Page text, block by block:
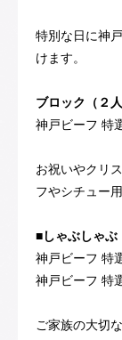
特別な日に神
けます。
ブロック（２人
神戸ビーフ 特
お祝いやクリ
フやシチュー
■しゃぶしゃぶ
神戸ビーフ 特
神戸ビーフ 特
ご家族の大切